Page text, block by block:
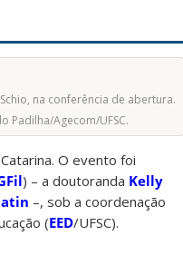
na conferência de abertura.
Padilha/Agecom/UFSC.
O evento foi
) – a doutoranda Kelly
–, sob a coordenação
(EED/UFSC).